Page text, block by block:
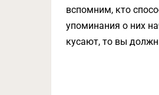
вспомним, кто
упоминания о них
кусают, то вы